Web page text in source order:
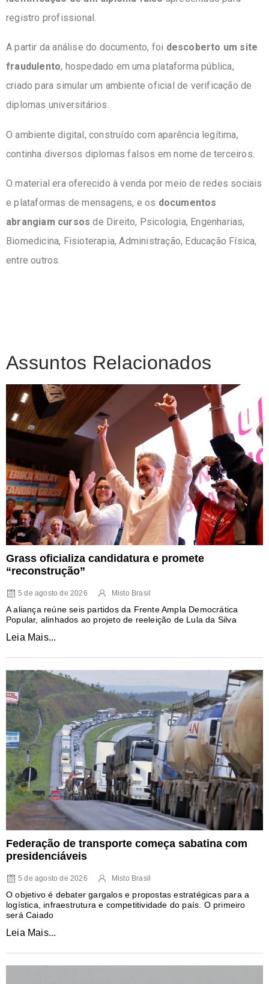
registro profissional.
A partir da análise do documento, foi descoberto um site
fraudulento, hospedado em uma plataforma pública,
criado para simular um ambiente oficial de verificação de
diplomas universitários.
O ambiente digital, construído com aparência legítima,
continha diversos diplomas falsos em nome de terceiros.
O material era oferecido à venda por meio deredes sociais
e plataformas de mensagens, e os documentos
abrangiam cursos de Direito, Psicologia, Engenharias,
Biomedicina, Fisioterapia, Administração, Educação Física,
entre outros.
Assuntos Relacionados
Grass oficializa candidatura e promete
“reconstrução”
5 de agosto de 2026 Misto Brasil
A aliança reúne seis partidos da Frente Ampla Democrática
Popular, alinhados ao projeto de reeleição de Lula da Silva
Leia Mais...
Federação de transporte começa sabatina com
presidenciáveis
5 de agosto de 2026 Misto Brasil
O objetivo é debater gargalos e propostas estratégicas para a
logística, infraestrutura e competitividade do país. O primeiro
será Caiado
Leia Mais...